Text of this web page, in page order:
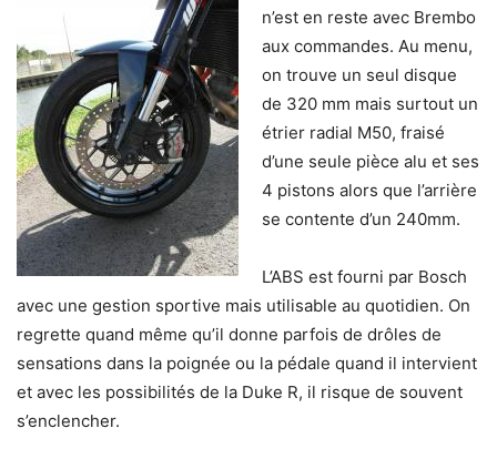
n’est en reste avec Brembo
aux commandes. Au menu,
on trouve un seul disque
de 320 mm mais surtout un
étrier radial M50, fraisé
d’une seule pièce alu et ses
4 pistons alors que l’arrière
se contente d’un 240mm.
L’ABS est fourni par Bosch
avec une gestion sportive mais utilisable au quotidien. On
regrette quand même qu’il donne parfois de drôles de
sensations dans la poignée ou la pédale quand il intervient
et avec les possibilités de la Duke R, il risque de souvent
s’enclencher.